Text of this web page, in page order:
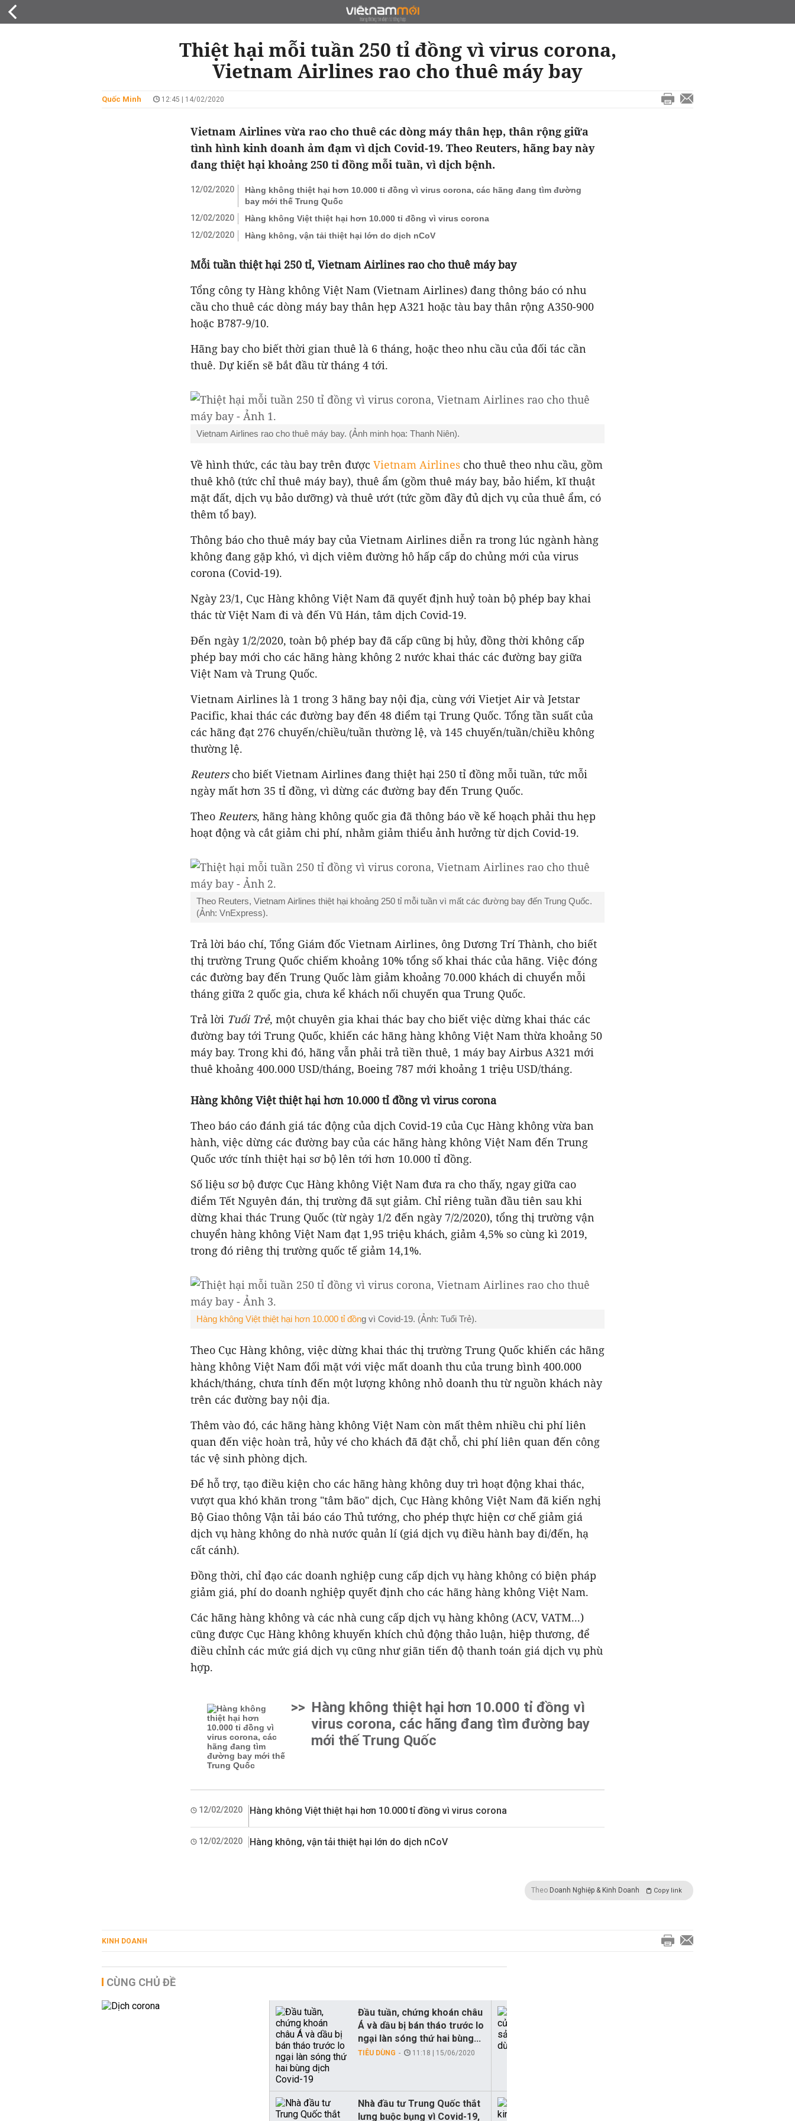
Thiệt hại mỗi tuần 250 tỉ đồng vì virus corona,
Vietnam Airlines rao cho thuê máy bay
Quốc Minh 12:45 | 14/02/2020
Vietnam Airlines vừa rao cho thuê các dòng máy thân hẹp, thân rộng giữa
tình hình kinh doanh ảm đạm vì dịch Covid-19. Theo Reuters, hãng bay này
đang thiệt hại khoảng 250 tỉ đồng mỗi tuần, vì dịch bệnh.
12/02/2020
Hàng không thiệt hại hơn 10.000 tỉ đồng vì virus corona, các hãng đang tìm đường
bay mới thế Trung Quốc
12/02/2020
Hàng không Việt thiệt hại hơn 10.000 tỉ đồng vì virus corona
12/02/2020
Hàng không, vận tải thiệt hại lớn do dịch nCoV
Mỗi tuần thiệt hại 250 tỉ, Vietnam Airlines rao cho thuê máy bay
Tổng công ty Hàng không Việt Nam (Vietnam Airlines) đang thông báo có nhu
cầu cho thuê các dòng máy bay thân hẹp A321 hoặc tàu bay thân rộng A350-900
hoặc B787-9/10.
Hãng bay cho biết thời gian thuê là 6 tháng, hoặc theo nhu cầu của đối tác cần
thuê. Dự kiến sẽ bắt đầu từ tháng 4 tới.
Vietnam Airlines rao cho thuê máy bay. (Ảnh minh họa: Thanh Niên).
Về hình thức, các tàu bay trên được Vietnam Airlines cho thuê theo nhu cầu, gồm
thuê khô (tức chỉ thuê máy bay), thuê ẩm (gồm thuê máy bay, bảo hiểm, kĩ thuật
mặt đất, dịch vụ bảo dưỡng) và thuê ướt (tức gồm đầy đủ dịch vụ của thuê ẩm, có
thêm tổ bay).
Thông báo cho thuê máy bay của Vietnam Airlines diễn ra trong lúc ngành hàng
không đang gặp khó, vì dịch viêm đường hô hấp cấp do chủng mới của virus
corona (Covid-19).
Ngày 23/1, Cục Hàng không Việt Nam đã quyết định huỷ toàn bộ phép bay khai
thác từ Việt Nam đi và đến Vũ Hán, tâm dịch Covid-19.
Đến ngày 1/2/2020, toàn bộ phép bay đã cấp cũng bị hủy, đồng thời không cấp
phép bay mới cho các hãng hàng không 2 nước khai thác các đường bay giữa
Việt Nam và Trung Quốc.
Vietnam Airlines là 1 trong 3 hãng bay nội địa, cùng với Vietjet Air và Jetstar
Pacific, khai thác các đường bay đến 48 điểm tại Trung Quốc. Tổng tần suất của
các hãng đạt 276 chuyến/chiều/tuần thường lệ, và 145 chuyến/tuần/chiều không
thường lệ.
Reuters cho biết Vietnam Airlines đang thiệt hại 250 tỉ đồng mỗi tuần, tức mỗi
ngày mất hơn 35 tỉ đồng, vì dừng các đường bay đến Trung Quốc.
Theo Reuters, hãng hàng không quốc gia đã thông báo về kế hoạch phải thu hẹp
hoạt động và cắt giảm chi phí, nhằm giảm thiểu ảnh hưởng từ dịch Covid-19.
Theo Reuters, Vietnam Airlines thiệt hại khoảng 250 tỉ mỗi tuần vì mất các đường bay đến Trung Quốc.
(Ảnh: VnExpress).
Trả lời báo chí, Tổng Giám đốc Vietnam Airlines, ông Dương Trí Thành, cho biết
thị trường Trung Quốc chiếm khoảng 10% tổng số khai thác của hãng. Việc đóng
các đường bay đến Trung Quốc làm giảm khoảng 70.000 khách di chuyển mỗi
tháng giữa 2 quốc gia, chưa kể khách nối chuyến qua Trung Quốc.
Trả lời Tuổi Trẻ, một chuyên gia khai thác bay cho biết việc dừng khai thác các
đường bay tới Trung Quốc, khiến các hãng hàng không Việt Nam thừa khoảng 50
máy bay. Trong khi đó, hãng vẫn phải trả tiền thuê, 1 máy bay Airbus A321 mới
thuê khoảng 400.000 USD/tháng, Boeing 787 mới khoảng 1 triệu USD/tháng.
Hàng không Việt thiệt hại hơn 10.000 tỉ đồng vì virus corona
Theo báo cáo đánh giá tác động của dịch Covid-19 của Cục Hàng không vừa ban
hành, việc dừng các đường bay của các hãng hàng không Việt Nam đến Trung
Quốc ước tính thiệt hại sơ bộ lên tới hơn 10.000 tỉ đồng.
Số liệu sơ bộ được Cục Hàng không Việt Nam đưa ra cho thấy, ngay giữa cao
điểm Tết Nguyên đán, thị trường đã sụt giảm. Chỉ riêng tuần đầu tiên sau khi
dừng khai thác Trung Quốc (từ ngày 1/2 đến ngày 7/2/2020), tổng thị trường vận
chuyển hàng không Việt Nam đạt 1,95 triệu khách, giảm 4,5% so cùng kì 2019,
trong đó riêng thị trường quốc tế giảm 14,1%.
Hàng không Việt thiệt hại hơn 10.000 tỉ đồng vì Covid-19. (Ảnh: Tuổi Trẻ).
Theo Cục Hàng không, việc dừng khai thác thị trường Trung Quốc khiến các hãng
hàng không Việt Nam đối mặt với việc mất doanh thu của trung bình 400.000
khách/tháng, chưa tính đến một lượng không nhỏ doanh thu từ nguồn khách này
trên các đường bay nội địa.
Thêm vào đó, các hãng hàng không Việt Nam còn mất thêm nhiều chi phí liên
quan đến việc hoàn trả, hủy vé cho khách đã đặt chỗ, chi phí liên quan đến công
tác vệ sinh phòng dịch.
Để hỗ trợ, tạo điều kiện cho các hãng hàng không duy trì hoạt động khai thác,
vượt qua khó khăn trong "tâm bão" dịch, Cục Hàng không Việt Nam đã kiến nghị
Bộ Giao thông Vận tải báo cáo Thủ tướng, cho phép thực hiện cơ chế giảm giá
dịch vụ hàng không do nhà nước quản lí (giá dịch vụ điều hành bay đi/đến, hạ
cất cánh).
Đồng thời, chỉ đạo các doanh nghiệp cung cấp dịch vụ hàng không có biện pháp
giảm giá, phí do doanh nghiệp quyết định cho các hãng hàng không Việt Nam.
Các hãng hàng không và các nhà cung cấp dịch vụ hàng không (ACV, VATM...)
cũng được Cục Hàng không khuyến khích chủ động thảo luận, hiệp thương, để
điều chỉnh các mức giá dịch vụ cũng như giãn tiến độ thanh toán giá dịch vụ phù
hợp.
>> Hàng không thiệt hại hơn 10.000 tỉ đồng vì
virus corona, các hãng đang tìm đường bay
mới thế Trung Quốc
12/02/2020 Hàng không Việt thiệt hại hơn 10.000 tỉ đồng vì virus corona
12/02/2020 Hàng không, vận tải thiệt hại lớn do dịch nCoV
Theo Doanh Nghiệp & Kinh Doanh Copy link
KINH DOANH
CÙNG CHỦ ĐỀ
Đầu tuần, chứng khoán châu
Á và dầu bị bán tháo trước lo
ngại làn sóng thứ hai bùng...
TIÊU DÙNG 11:18 | 15/06/2020
Nhà đầu tư Trung Quốc thắt
lưng buộc bụng vì Covid-19,